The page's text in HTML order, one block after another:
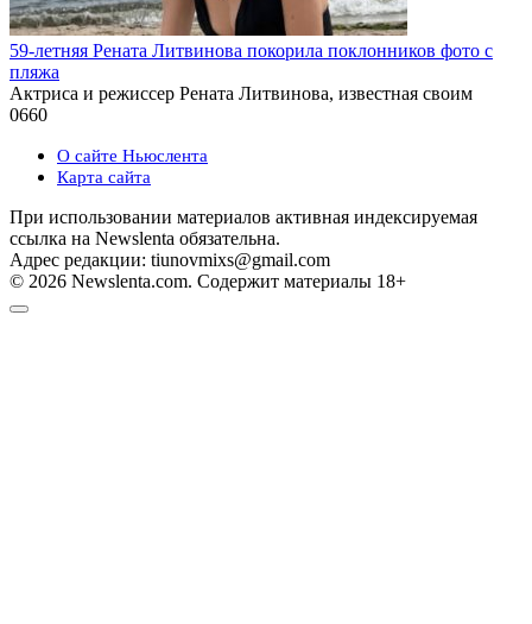
59-летняя Рената Литвинова покорила поклонников фото с
пляжа
Актриса и режиссер Рената Литвинова, известная своим
0660
О сайте Ньюслента
Карта сайта
При использовании материалов активная индексируемая
ссылка на Newslenta обязательна.
Адрес редакции: tiunovmixs@gmail.com
© 2026 Newslenta.com. Содержит материалы 18+